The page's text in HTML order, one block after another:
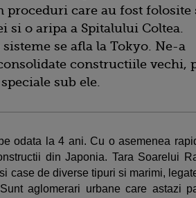
proceduri care au fost folosite
si o aripa a Spitalului Coltea.
se afla la Tokyo. Ne-a
constructiile vechi,
sub ele.
odata la 4 ani. Cu o asemenea
din Japonia. Tara Soarelui
case de diverse tipuri si marimi,
aglomerari urbane care astazi